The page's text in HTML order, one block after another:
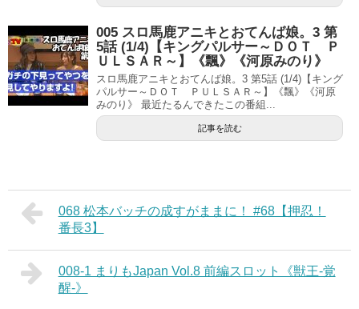
005 スロ馬鹿アニキとおてんば娘。3 第
5話 (1/4)【キングパルサー～ＤＯＴ Ｐ
ＵＬＳＡＲ～】《飄》《河原みのり》
スロ馬鹿アニキとおてんば娘。3 第5話 (1/4)【キング
パルサー～ＤＯＴ ＰＵＬＳＡＲ～】《飄》《河原
みのり》 最近たるんできたこの番組...
記事を読む
068 松本バッチの成すがままに！ #68【押忍！
番長3】
008-1 まりもJapan Vol.8 前編スロット《獣王-覚
醒-》